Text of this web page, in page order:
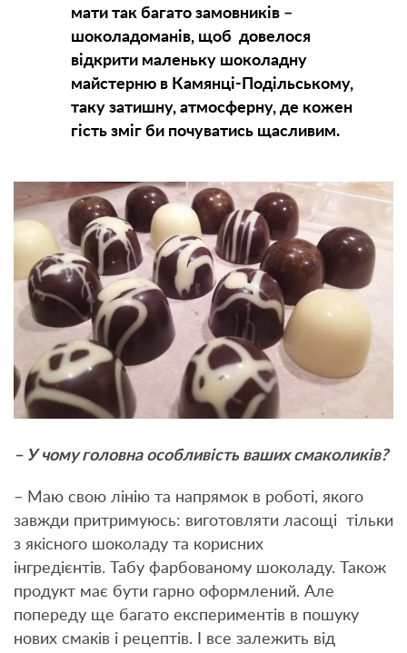
мати так багато замовників –
шоколадоманів, щоб довелося
відкрити маленьку шоколадну
майстерню в Камянці-Подільському,
таку затишну, атмосферну, де кожен
гість зміг би почуватись щасливим.
– У чому головна особливість ваших смаколиків?
– Маю свою лінію та напрямок в роботі, якого
завжди притримуюсь: виготовляти ласощі тільки
з якісного шоколаду та корисних
інгредієнтів. Табу фарбованому шоколаду. Також
продукт має бути гарно оформлений. Але
попереду ще багато експериментів в пошуку
нових смаків і рецептів. І все залежить від